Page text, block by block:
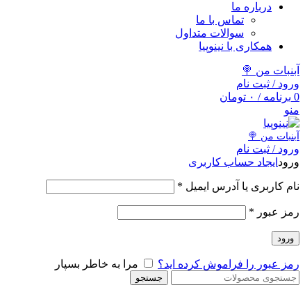
درباره ما
تماس با ما
سوالات متداول
همکاری با نینوپیا
آبنبات من 🍭
ورود / ثبت نام
0 برنامه / ۰ تومان
منو
آبنبات‌ من 🍭
ورود / ثبت نام
ورود ایجاد حساب کاربری
نام کاربری یا آدرس ایمیل *
رمز عبور *
ورود
رمز عبور را فراموش کرده اید؟ مرا به خاطر بسپار
جستجو